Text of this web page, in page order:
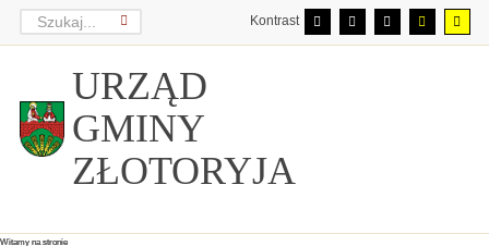
Kontrast
URZĄD
GMINY
ZŁOTORYJA
Witamy na stronie
Witamy na stronie
Witamy na stronie